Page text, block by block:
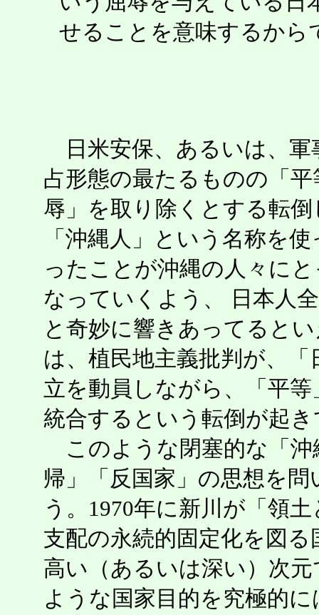
せることを意味するから
日米安保、あるいは、軍
占形態の最たるものの「
辱」を取り除くとする転
「沖縄人」という名称を
ったことが沖縄の人々に
なっていくよう、 日本人
と奇妙に響きあってると
は、植民地主義批判が、
立を動員しながら、「平
統合するという転倒が起
このような閉塞的な「沖
帰」「反国家」の思想を
う。1970年に新川が「領
支配の永続的固定化を図
高い（あるいは深い）次
ような国家目的を究極的